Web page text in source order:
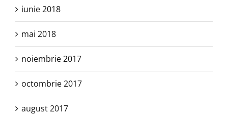
iunie 2018
mai 2018
noiembrie 2017
octombrie 2017
august 2017